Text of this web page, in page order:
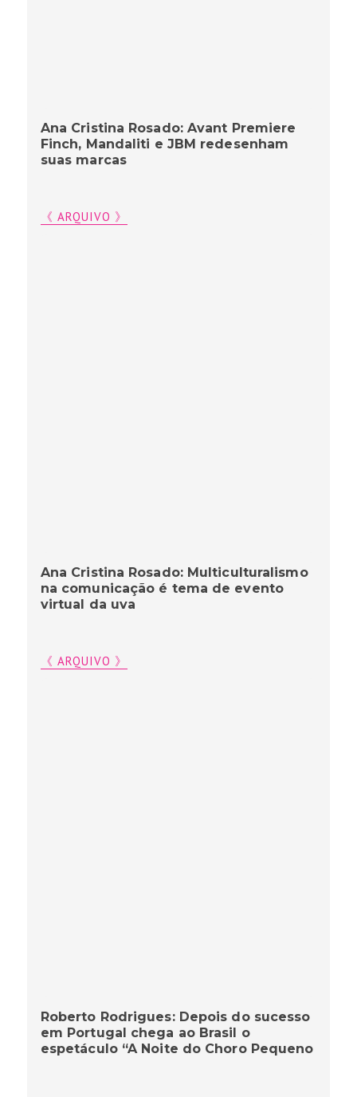
Ana Cristina Rosado: Avant Premiere
Finch, Mandaliti e JBM redesenham
suas marcas
《 ARQUIVO 》
Ana Cristina Rosado: Multiculturalismo
na comunicação é tema de evento
virtual da uva
《 ARQUIVO 》
Roberto Rodrigues: Depois do sucesso
em Portugal chega ao Brasil o
espetáculo “A Noite do Choro Pequeno